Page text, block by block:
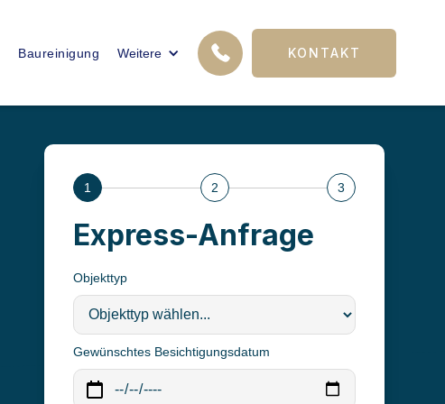
Baureinigung Weitere KONTAKT
1 2 3
Express-Anfrage
Objekttyp
Gewünschtes Besichtigungsdatum
12
FACHKRÄFTE